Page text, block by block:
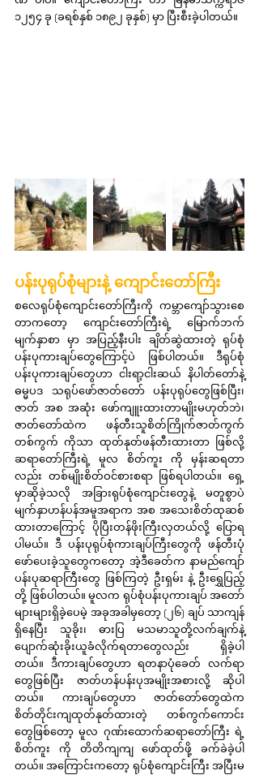
၁၂၅၄ ခု (ခရစ်နှစ် ၁၈၉၂ ခုနှစ်) မှာ ပြီးစီးခဲ့ပါတယ်။
ပန်းပုရုပ်စုံများနဲ့ ကျောင်းတော်ကြီး
စလေရုပ်စုံကျောင်းတော်ကြီးကို ကမ္ဘာကျော်သွားစေ
တာကတော့ ကျောင်းတော်ကြီးရဲ့ မြောက်ဘက်
မျက်နှာစာ မှာ အပြည့်နီးပါး ချိတ်ဆွဲထားတဲ့ ရုပ်စုံ
ပန်းပုကားချပ်တွေကြောင့်ပဲ ဖြစ်ပါတယ်။ ဒီရုပ်စုံ
ပန်းပုကားချပ်တွေဟာ ငါးရာ့ငါးဆယ် နိပါတ်တော်နဲ့
ဓမ္မပဒ သရုပ်ဖော်ဇာတ်တော် ပန်းပုရုပ်တွေဖြစ်ပြီး၊
ဇာတ် အစ အဆုံး ဖော်ကျူးထားတာမျိုးမဟုတ်ဘဲ၊
ဇာတ်တော်ထဲက ဖန်တီးသူစိတ်ကြိုက်ဇာတ်ကွက်
တစ်ကွက် ကိုသာ ထုတ်နုတ်ဖန်တီးထားတာ ဖြစ်လို့
ဆရာတော်ကြီးရဲ့ မူလ စိတ်ကူး ကို မှန်းဆရတာ
လည်း တစ်မျိုးစိတ်ဝင်စားစရာ ဖြစ်ရပါတယ်။ ရှေ့
မှာဆိုခဲ့သလို အခြားရုပ်စုံကျောင်းတွေနဲ့ မတူစွာပဲ
မျက်နှာဟန်ပန်အမူအရာက အစ အသေးစိတ်ထုဆစ်
ထားတာကြောင့် ပိုပြီးတန်ဖိုးကြီးလှတယ်လို့ ပြောရ
ပါမယ်။ ဒီ ပန်းပုရုပ်စုံကားချပ်ကြီးတွေကို ဖန်တီးပုံ
ဖော်ပေးခဲ့သူတွေကတော့ အဲ့ဒီခေတ်က နာမည်ကျော်
ပန်းပုဆရာကြီးတွေ ဖြစ်ကြတဲ့ ဦးရှမ်း နဲ့ ဦးရွှေပြည့်
တို့ ဖြစ်ပါတယ်။ မူလက ရုပ်စုံပန်းပုကားချပ် အတော်
များများရှိခဲ့ပေမဲ့ အခုအခါမှတော့ (၂၆) ချပ် သာကျန်
ရှိနေပြီး သူခိုး၊ ဓားပြ မသမာသူတို့လက်ချက်နဲ့
ပျောက်ဆုံးခိုးယူခံလိုက်ရတာတွေလည်း ရှိခဲ့ပါ
တယ်။ ဒီကားချပ်တွေဟာ ရတနာပုံခေတ် လက်ရာ
တွေဖြစ်ပြီး ဇာတ်ဟန်ပန်းပုအမျိုးအစားလို့ ဆိုပါ
တယ်။ ကားချပ်တွေဟာ ဇာတ်တော်တွေထဲက
စိတ်တိုင်းကျထုတ်နုတ်ထားတဲ့ တစ်ကွက်ကောင်း
တွေဖြစ်တော့ မူလ ဂုဏ်းထောက်ဆရာတော်ကြီး ရဲ့
စိတ်ကူး ကို တိတိကျကျ ဖော်ထုတ်ဖို့ ခက်ခဲခဲ့ပါ
တယ်။ အကြောင်းကတော့ ရုပ်စုံကျောင်းကြီး အပြီးမ